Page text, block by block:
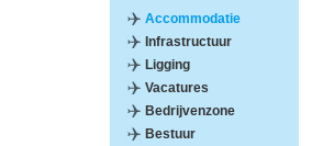
Accommodatie
Infrastructuur
Ligging
Vacatures
Bedrijvenzone
Bestuur